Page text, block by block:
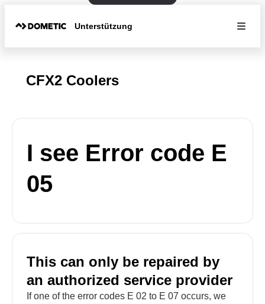
Unterstützung
CFX2 Coolers
I see Error code E
05
This can only be repaired by
an authorized service provider
If one of the error codes E 02 to E 07 occurs, we